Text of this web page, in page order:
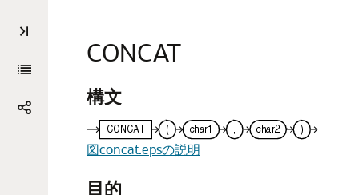
CONCAT
構文
図concat.epsの説明
目的